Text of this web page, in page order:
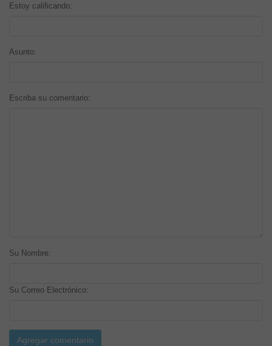
Estoy calificando:
Asunto:
Escriba su comentario:
Su Nombre:
Su Correo Electrónico: